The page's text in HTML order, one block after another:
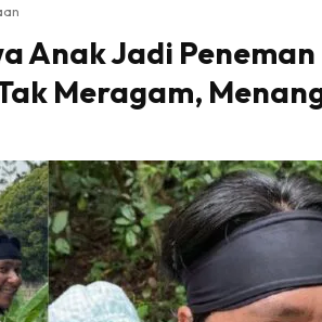
Anak Jadi
Meragam,